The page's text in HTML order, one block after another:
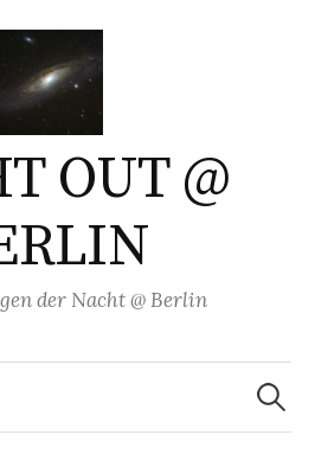
OUT @
der Nacht @ Berlin
Suchen
nach: